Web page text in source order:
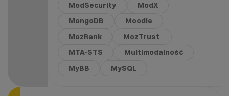
ModSecurity
ModX
MongoDB
Moodle
MozRank
MozTrust
MTA-STS
Multimodalność
MyBB
MySQL